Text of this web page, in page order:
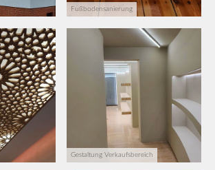
Fußbodensanierung
Gestaltung Verkaufsbereich